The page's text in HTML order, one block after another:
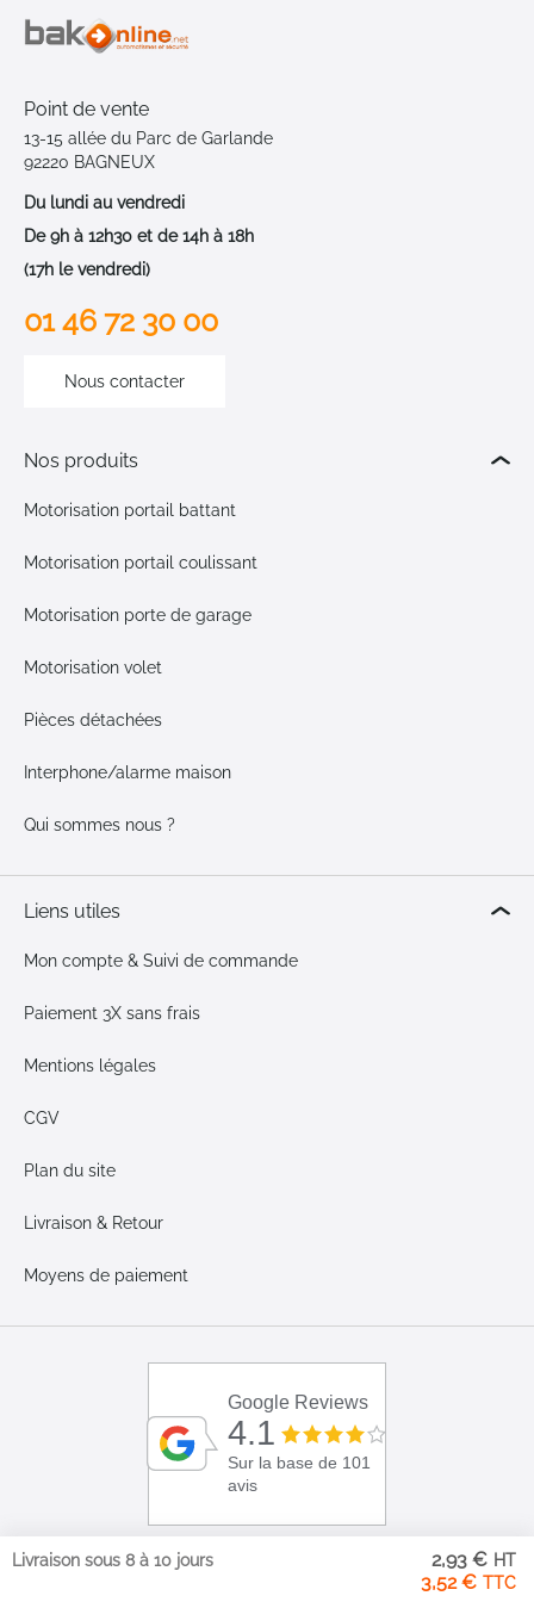
3,52 €
2,93 €
Livraison sous 8 à 10 jours
Point de vente
13-15 allée du Parc de Garlande
92220 BAGNEUX
Du lundi au vendredi
De 9h à 12h30 et de 14h à 18h
(17h le vendredi)
01 46 72 30 00
Nous contacter
Nos produits
Motorisation portail battant
Motorisation portail coulissant
Motorisation porte de garage
Motorisation volet
Pièces détachées
Interphone/alarme maison
Qui sommes nous ?
Liens utiles
Mon compte & Suivi de commande
Paiement 3X sans frais
Mentions légales
CGV
Plan du site
Livraison & Retour
Moyens de paiement
Google Reviews
4.1
Sur la base de 101
avis